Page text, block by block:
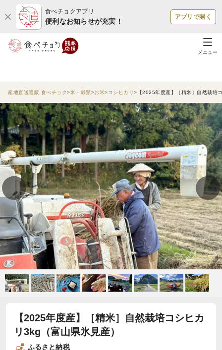
食べチョクアプリ
便利なお知らせが充実！
アプリで開く
メニュー
産地直送通販 食べチョク 米・穀類 お米 コシヒカリ 【2025年度産】［精米］自然栽培
【2025年度産】［精米］自然栽培コシヒカ
リ3kg（富山県氷見産）
ふるさと納税